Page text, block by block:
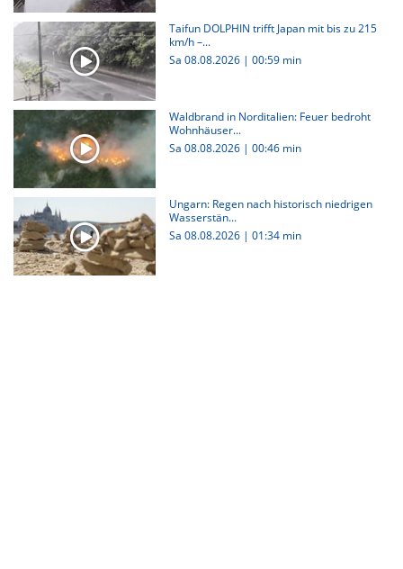
Taifun DOLPHIN trifft Japan mit bis zu 215
km/h –...
Sa 08.08.2026 | 00:59 min
Waldbrand in Norditalien: Feuer bedroht
Wohnhäuser...
Sa 08.08.2026 | 00:46 min
Ungarn: Regen nach historisch niedrigen
Wasserstän...
Sa 08.08.2026 | 01:34 min